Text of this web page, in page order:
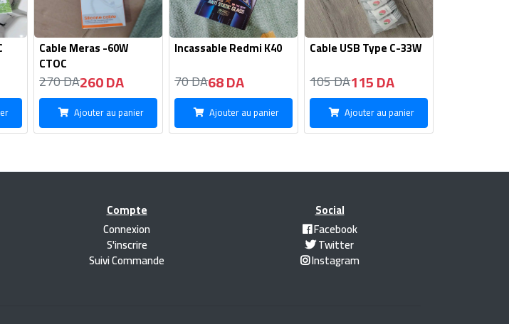
Cable Meras -60W
CTOC
270 DA260 DA
Ajouter au panier
Incassable Redmi K40
70 DA68 DA
Ajouter au panier
Cable USB Type C-33W
105 DA115 DA
Ajouter au panier
Compte
Connexion
S'inscrire
Suivi Commande
Social
Facebook
Twitter
Instagram